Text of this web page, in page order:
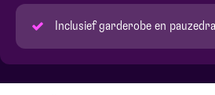
Inclusief garderobe en